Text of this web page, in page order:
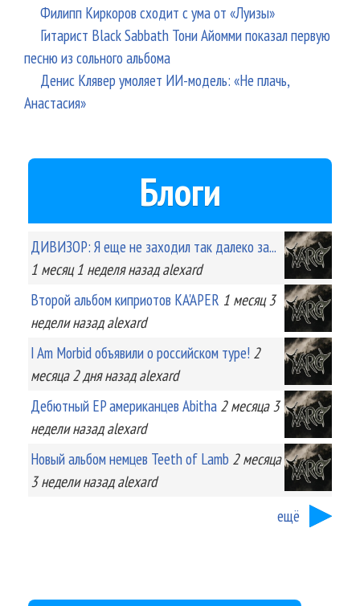
Филипп Киркоров сходит с ума от «Луизы»
Гитарист Black Sabbath Тони Айомми показал первую
песню из сольного альбома
Денис Клявер умоляет ИИ-модель: «Не плачь,
Анастасия»
Блоги
ДИВИЗОР: Я еще не заходил так далеко за...
1 месяц 1 неделяназад alexard
Второй альбом киприотов KA'APER 1 месяц 3
неделиназад alexard
I Am Morbid объявили о российском туре! 2
месяца 2 дняназад alexard
Дебютный EP американцев Abitha 2 месяца 3
неделиназад alexard
Новый альбом немцев Teeth of Lamb 2 месяца
3 неделиназад alexard
ещё